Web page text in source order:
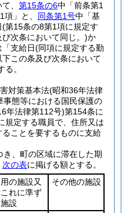
、 第15条の6中「前条第1
」と、 同条第1号中「基
(第15条の8第1項に規定す
次条において同じ。)か
支給日(同項に規定する勤
この条及び次条において
る。
対策基本法(昭和36年法律
事態等における国民保護の
年法律第112号)第154条に
規定する職員で、住所又は
ことを要するものに支給
、町の区域に滞在した期
次の表に掲げる額とする。
の施設又
れに準ず
設
その他の施設